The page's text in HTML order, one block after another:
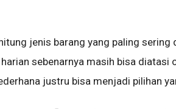
jenis barang yang paling sering
sebenarnya masih bisa diatasi
justru bisa menjadi pilihan